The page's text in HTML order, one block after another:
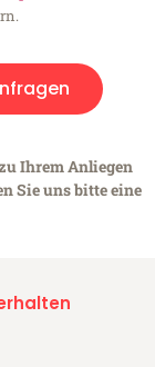
Ihrem Anliegen
Sie uns bitte eine